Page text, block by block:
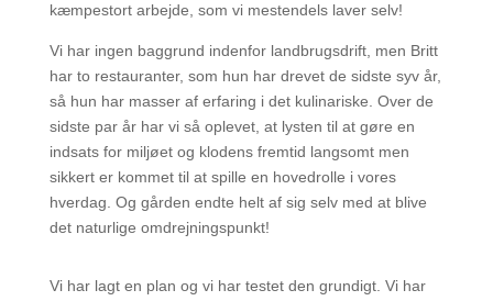
kæmpestort arbejde, som vi mestendels laver selv!
Vi har ingen baggrund indenfor landbrugsdrift, men Britt
har to restauranter, som hun har drevet de sidste syv år,
så hun har masser af erfaring i det kulinariske. Over de
sidste par år har vi så oplevet, at lysten til at gøre en
indsats for miljøet og klodens fremtid langsomt men
sikkert er kommet til at spille en hovedrolle i vores
hverdag. Og gården endte helt af sig selv med at blive
det naturlige omdrejningspunkt!
Vi har lagt en plan og vi har testet den grundigt. Vi har